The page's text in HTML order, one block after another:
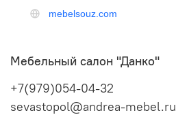
Мебельный салон "Данко"
+7(979)054-04-32
sevastopol@andrea-mebel.ru